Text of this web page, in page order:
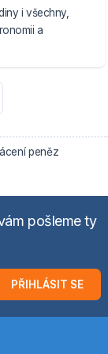
i všechny,
a
peněz
pošleme ty
PŘIHLÁSIT SE